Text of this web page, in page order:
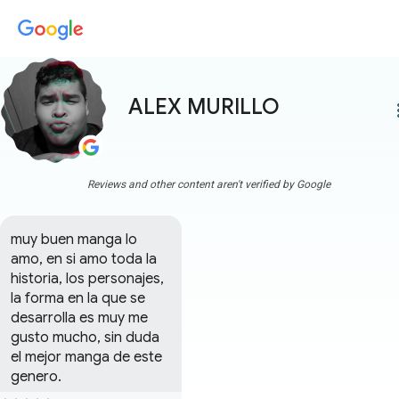
ALEX MURILLO
Reviews and other content aren't verified by Google
muy buen manga lo
amo, en si amo toda la
historia, los personajes,
la forma en la que se
desarrolla es muy me
gusto mucho, sin duda
el mejor manga de este
genero.